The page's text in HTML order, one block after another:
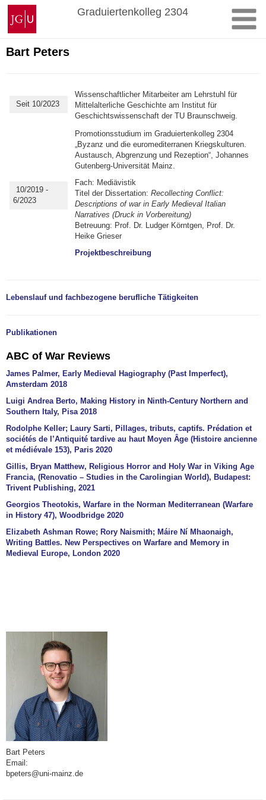
Zum
Inhalt
springen
Johannes
Gutenberg-
Universität
Mainz
Graduiertenkolleg 2304
Bart Peters
Seit 10/2023
Wissenschaftlicher Mitarbeiter am Lehrstuhl für
Mittelalterliche Geschichte am Institut für
Geschichtswissenschaft der TU Braunschweig.
10/2019 -
6/2023
Promotionsstudium im Graduiertenkolleg 2304
„Byzanz und die euromediterranen Kriegskulturen.
Austausch, Abgrenzung und Rezeption“, Johannes
Gutenberg-Universität Mainz.
Fach: Mediävistik
Titel der Dissertation:Recollecting Conflict:
Descriptions of war in Early Medieval Italian
Narratives (Druck in Vorbereitung)
Betreuung: Prof. Dr. Ludger Körntgen, Prof. Dr.
Heike Grieser
Projektbeschreibung
Lebenslauf und fachbezogene berufliche Tätigkeiten
Publikationen
ABC of War Reviews
James Palmer, Early Medieval Hagiography (Past Imperfect),
Amsterdam 2018
Luigi Andrea Berto, Making History in Ninth-Century Northern and
Southern Italy, Pisa 2018
Rodolphe Keller; Laury Sarti, Pillages, tributs, captifs. Prédation et
sociétés de l’Antiquité tardive au haut Moyen Âge (Histoire ancienne
et médiévale 153), Paris 2020
Gillis, Bryan Matthew, Religious Horror and Holy War in Viking Age
Francia, (Renovatio – Studies in the Carolingian World), Budapest:
Trivent Publishing, 2021
Georgios Theotokis, Warfare in the Norman Mediterranean (Warfare
in History 47), Woodbridge 2020
Elizabeth Ashman Rowe; Rory Naismith; Máire Ní Mhaonaigh,
Writing Battles. New Perspectives on Warfare and Memory in
Medieval Europe, London 2020
Bart Peters
Email:
bpeters@uni-mainz.de